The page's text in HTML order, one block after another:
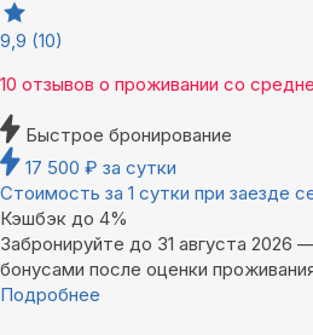
9,9 (10)
10 отзывов о проживании со
Быстрое бронирование
17 500 ₽ за сутки
Стоимость за 1 сутки при заезде
Кэшбэк до 4%
Забронируйте до 31 августа 2026
бонусами после оценки
Подробнее